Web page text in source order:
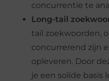
concurrentie te
Long-tail
tail zoekwoorden,
concurrerend zijn
opleveren. Door
je een solide basis